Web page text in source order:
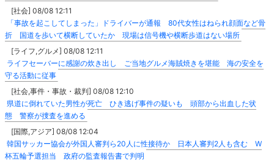
[社会] 08/08 12:11
「事故を起こしてしまった」ドライバーが通報 80代女性はねられ顔面など骨
折 国道を歩いて横断していたか 現場は信号機や横断歩道はない場所
[ライフ,グルメ] 08/08 12:11
ライフセーバーに感謝の炊き出し ご当地グルメ海賊焼きを堪能 海の安全を
守る活動に従事
[社会,事件・事故・裁判] 08/08 12:10
県道に倒れていた男性が死亡 ひき逃げ事件の疑いも 頭部から出血した状
態 警察が捜査を進める
[国際,アジア] 08/08 12:04
韓国サッカー協会が外国人審判ら20人に性接待か 日本人審判2人も含む W
杯五輪予選担当 政府の監査報告書で判明